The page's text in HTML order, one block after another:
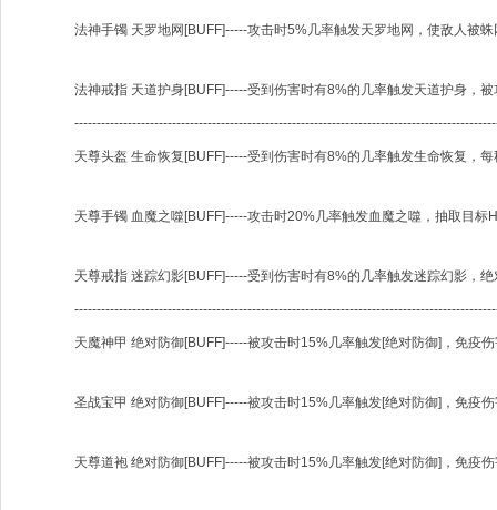
法神手镯 天罗地网[BUFF]-----攻击时5%几率触发天罗地网，使敌人被
法神戒指 天道护身[BUFF]-----受到伤害时有8%的几率触发天道护身，
天尊头盔 生命恢复[BUFF]-----受到伤害时有8%的几率触发生命恢复，
天尊手镯 血魔之噬[BUFF]-----攻击时20%几率触发血魔之噬，抽取目标
天尊戒指 迷踪幻影[BUFF]-----受到伤害时有8%的几率触发迷踪幻影，
天魔神甲 绝对防御[BUFF]-----被攻击时15%几率触发[绝对防御]，免疫
圣战宝甲 绝对防御[BUFF]-----被攻击时15%几率触发[绝对防御]，免疫
天尊道袍 绝对防御[BUFF]-----被攻击时15%几率触发[绝对防御]，免疫